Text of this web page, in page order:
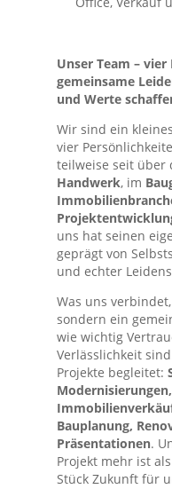
Unser Team –
gemeinsame
und Werte
Wir sind ein
vier
teilweise seit über
Handwerk, im
uns hat seinen
geprägt von
und echter
Was uns
sondern ein
wie wichtig
Verlässlichkeit
Projekte begleitet:
Bauplanung,
Präsentationen.
Projekt mehr ist
Stück Zukunft für